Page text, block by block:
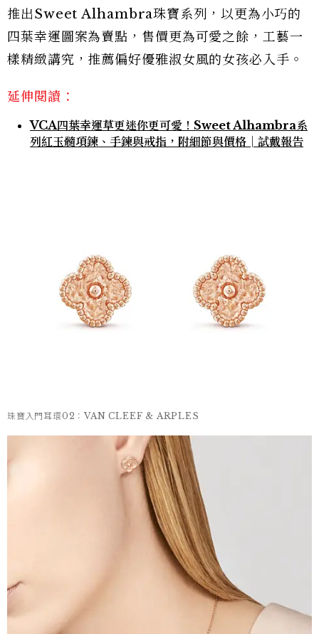
推出Sweet Alhambra珠寶系列，以更為小巧的
四葉幸運圖案為賣點，售價更為可愛之餘，工藝一
樣精緻講究，推薦偏好優雅淑女風的女孩必入手。
延伸閱讀：
VCA四葉幸運草更迷你更可愛！Sweet Alhambra系
列紅玉髓項鍊、手鍊與戒指，附細節與價格│試戴報告
珠寶入門耳環02：VAN CLEEF & ARPLES